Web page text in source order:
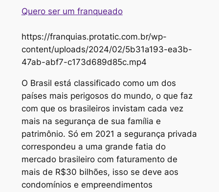
Quero ser um franqueado
https://franquias.protatic.com.br/wp-
content/uploads/2024/02/5b31a193-ea3b-
47ab-abf7-c173d689d85c.mp4
O Brasil está classificado como um dos
países mais perigosos do mundo, o que faz
com que os brasileiros invistam cada vez
mais na segurança de sua família e
patrimônio. Só em 2021 a segurança privada
correspondeu a uma grande fatia do
mercado brasileiro com faturamento de
mais de R$30 bilhões, isso se deve aos
condomínios e empreendimentos